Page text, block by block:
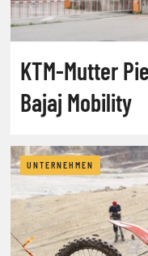
KTM-Mutter
Bajaj Mobility
UNTERNEHMEN